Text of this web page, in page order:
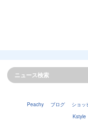
Peachy ブログ ショッ
Kstyle